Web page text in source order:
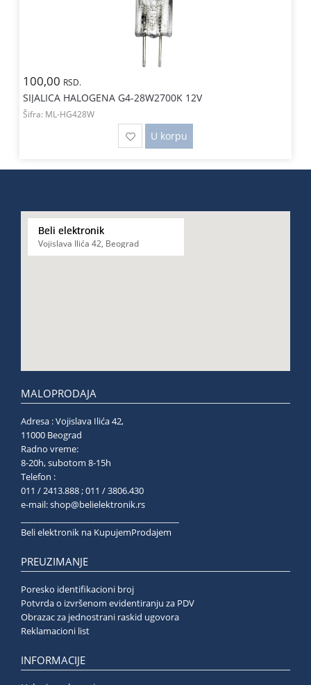
100,00 RSD.
SIJALICA HALOGENA G4-28W2700K 12V
Šifra: ML-HG428W
U korpu
Beli elektronik
Vojislava Ilića 42, Beograd
MALOPRODAJA
Adresa : Vojislava Ilića 42,
11000 Beograd
Radno vreme:
8-20h, subotom 8-15h
Telefon :
011 / 2413.888 ; 011 / 3806.430
e-mail:shop@belielektronik.rs
Beli elektronik na KupujemProdajem
PREUZIMANJE
Poresko identifikacioni broj
Potvrda o izvršenom evidentiranju za PDV
Obrazac za jednostrani raskid ugovora
Reklamacioni list
INFORMACIJE